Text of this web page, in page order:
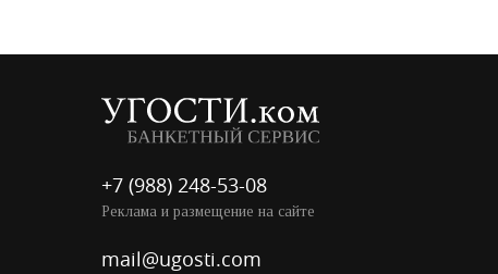
+7 (988) 248-53-08
Реклама и размещение на сайте
mail@ugosti.com